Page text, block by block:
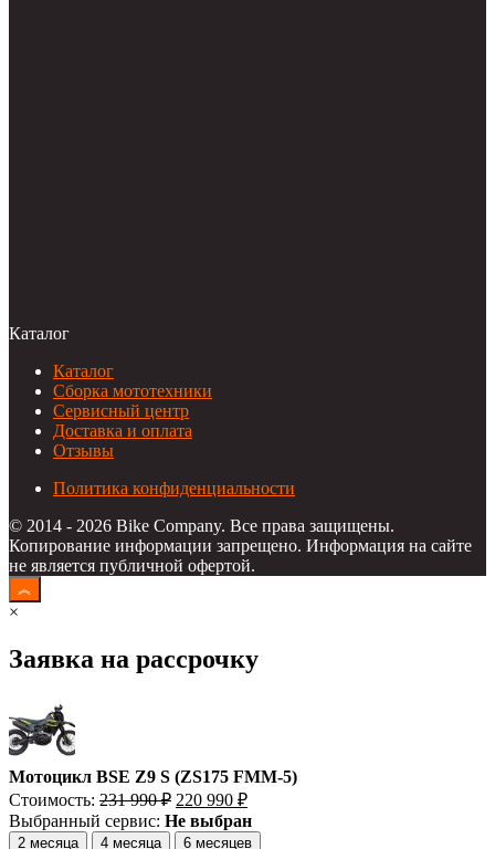
Каталог
Каталог
Сборка мототехники
Сервисный центр
Доставка и оплата
Отзывы
Политика конфиденциальности
© 2014 - 2026 Bike Company. Все права защищены.
Копирование информации запрещено. Информация на сайте
не является публичной офертой.
×
Заявка на рассрочку
Мотоцикл BSE Z9 S (ZS175 FMM-5)
Стоимость: 231 990₽ Первоначальная
цена
составляла
220 990 ₽Текущая
цена:
220
Выбранный сервис: Не выбран
2 месяца 4 месяца 6 месяцев